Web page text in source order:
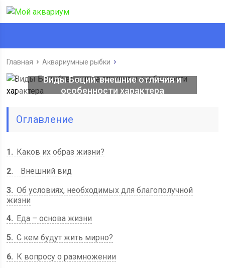
Главная Аквариумные рыбки
Виды Боций: внешние отличия и
особенности характера
Оглавление
1
Каков их образ жизни?
2
Внешний вид
3 Об условиях, необходимых для благополучной
жизни
4
Еда – основа жизни
5 С кем будут жить мирно?
6
К вопросу о размножении